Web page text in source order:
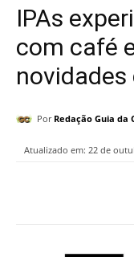
IPAs
com café
Por Redação Guia da
Atualizado em: 22 de